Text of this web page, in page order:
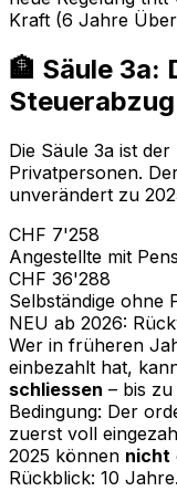
Kraft (6 Jahre
🏦 Säule 3a:
Steuerabzug
Die Säule 3a ist der
Privatpersonen.
unverändert zu
CHF 7'258
Angestellte mit
CHF 36'288
Selbständige ohne
NEU ab 2026:
Wer in früheren
einbezahlt hat,
schliessen – bis zu
Bedingung: Der
zuerst voll
2025 können nicht
Rückblick: 10 Jahre.